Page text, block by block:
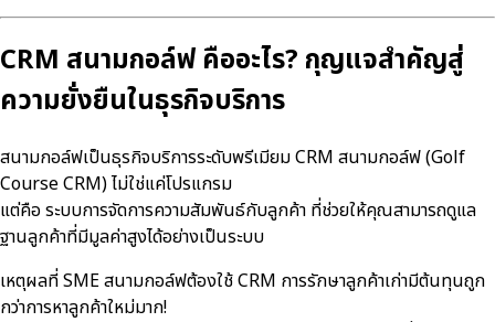
CRM สนามกอล์ฟ คืออะไร? กุญแจสำคัญสู่
ความยั่งยืนในธุรกิจบริการ
สนามกอล์ฟเป็นธุรกิจบริการระดับพรีเมียม CRM สนามกอล์ฟ (Golf
Course CRM) ไม่ใช่แค่โปรแกรม
แต่คือ ระบบการจัดการความสัมพันธ์กับลูกค้า ที่ช่วยให้คุณสามารถดูแล
ฐานลูกค้าที่มีมูลค่าสูงได้อย่างเป็นระบบ
เหตุผลที่ SME สนามกอล์ฟต้องใช้ CRM การรักษาลูกค้าเก่ามีต้นทุนถูก
กว่าการหาลูกค้าใหม่มาก!